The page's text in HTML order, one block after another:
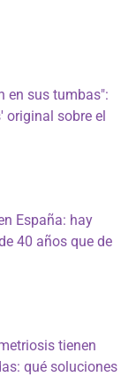
en sus tumbas":
original sobre el
España: hay
40 años que de
tienen
qué soluciones